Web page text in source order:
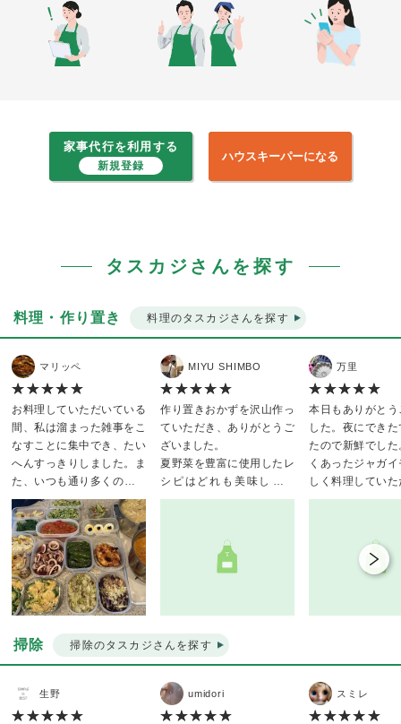
家事代行を利用する
新規登録
ハウスキーパーになる
タスカジさんを探す
料理・作り置き 料理のタスカジさんを探す
マリッペ
お料理していただいている
間、私は溜まった雑事をこ
なすことに集中でき、たい
へんすっきりしました。ま
た、いつも通り多くの品数
を作って下さったのです
が、今回は特にいずれもと
ても大人なお味のお料理で
感激しました。都合の合う
時だけのスポットでの依頼
ですが、もう２０回以上も
来ていただいているので私
たいへん助かっています。
鰯のトマトソース煮
ゴーヤチャンプルー
MIYU SHIMBO
作り置きおかずを沢山作っ
ていただき、ありがとうご
ざいました。
夏野菜を豊富に使用したレ
シピはどれも美味しそう
で、明日から楽しみです！
だきました。とても美味し
かったです。
またよろしくお願いいたし
万里
本日もありがと
した。夜にでき
たので新鮮でし
くあったジャガ
しく料理してい
んでます！
掃除 掃除のタスカジさんを探す
生野 umidori スミレ